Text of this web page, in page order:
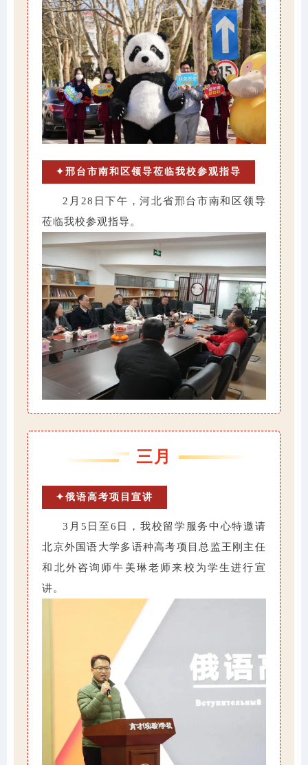
✦邢台市南和区领导莅临我校参观指导
2月28日下午，河北省邢台市南和区领导
莅临我校参观指导。
三月
✦俄语高考项目宣讲
3月5日至6日，我校留学服务中心特邀请
北京外国语大学多语种高考项目总监王刚主任
和北外咨询师牛美琳老师来校为学生进行宣
讲。